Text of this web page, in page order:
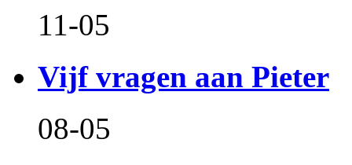
11-05
Vijf vragen aan Pieter
08-05